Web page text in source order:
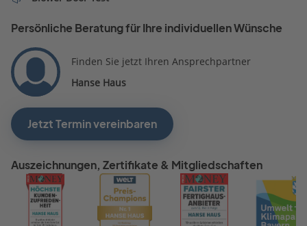
Persönliche Beratung für Ihre individuellen Wünsche
Finden Sie jetzt Ihren Ansprechpartner
Hanse Haus
Jetzt Termin vereinbaren
Auszeichnungen, Zertifikate & Mitgliedschaften